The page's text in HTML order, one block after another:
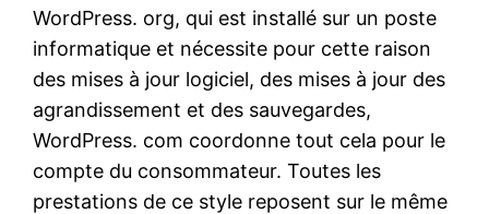
WordPress. org, qui est installé sur un poste
informatique et nécessite pour cette raison
des mises à jour logiciel, des mises à jour des
agrandissement et des sauvegardes,
WordPress. com coordonne tout cela pour le
compte du consommateur. Toutes les
prestations de ce style reposent sur le même